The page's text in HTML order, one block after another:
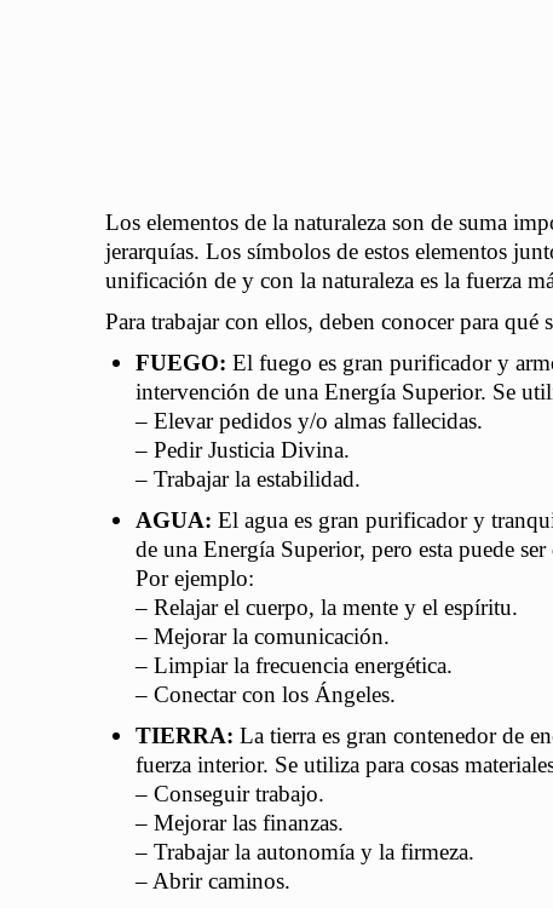
Los elementos de la naturaleza son de suma
jerarquías. Los símbolos de estos elementos
unificación de y con la naturaleza es la fuerza
Para trabajar con ellos, deben conocer para
FUEGO: El fuego es gran purificador y
intervención de una Energía Superior. Se
– Elevar pedidos y/o almas fallecidas.
– Pedir Justicia Divina.
– Trabajar la estabilidad.
AGUA: El agua es gran purificador y
de una Energía Superior, pero esta puede
Por ejemplo:
– Relajar el cuerpo, la mente y el espíritu.
– Mejorar la comunicación.
– Limpiar la frecuencia energética.
– Conectar con los Ángeles.
TIERRA: La tierra es gran contenedor de
fuerza interior. Se utiliza para cosas
– Conseguir trabajo.
– Mejorar las finanzas.
– Trabajar la autonomía y la firmeza.
– Abrir caminos.